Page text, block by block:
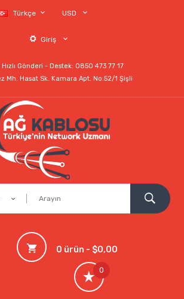
Türkçe USD
Giriş
Gönderi - Destek: 0850 473 77 17
Mh. Hasat Sk. Kamara Apt. No:52/1 Şişli
0 ürün - $0,00
0